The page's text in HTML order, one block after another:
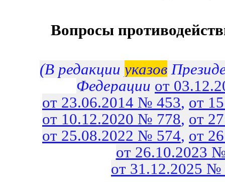
Вопросы
(В редакции указов
Федерации от
от 23.06.2014 № 453, от
от 10.12.2020 № 778, от
от 25.08.2022 № 574, от
от 26.10.2023
от 31.12.2025 №